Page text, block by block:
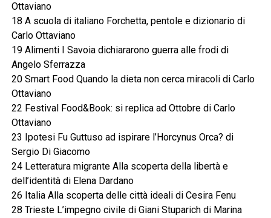
Ottaviano
18 A scuola di italiano Forchetta, pentole e dizionario di
Carlo Ottaviano
19 Alimenti I Savoia dichiararono guerra alle frodi di
Angelo Sferrazza
20 Smart Food Quando la dieta non cerca miracoli di Carlo
Ottaviano
22 Festival Food&Book: si replica ad Ottobre di Carlo
Ottaviano
23 Ipotesi Fu Guttuso ad ispirare l’Horcynus Orca? di
Sergio Di Giacomo
24 Letteratura migrante Alla scoperta della libertà e
dell’identità di Elena Dardano
26 Italia Alla scoperta delle città ideali di Cesira Fenu
28 Trieste L’impegno civile di Giani Stuparich di Marina